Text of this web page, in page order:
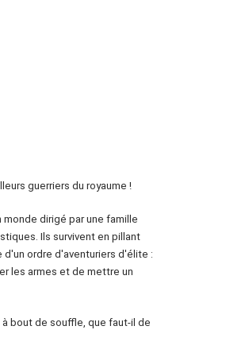
guerriers du royaume !
dirigé par une famille
Ils survivent en pillant
ordre d'aventuriers d'élite :
les armes et de mettre un
bout de souffle, que faut-il de